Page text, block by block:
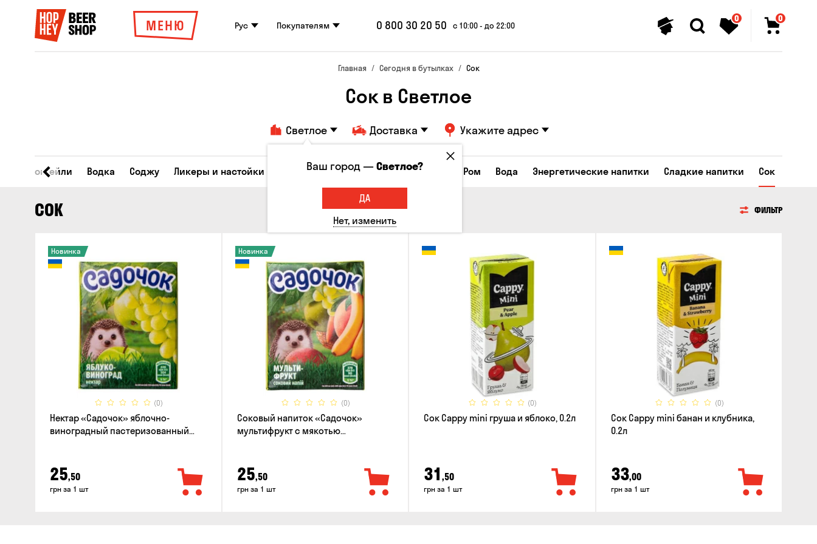
МЕНЮ Рус Покупателям 0 800 30 20 50 с 10:00 - до 22:00
0 0
Главная Сегодня в бутылках Сок
Сок в Светлое
Светлое Доставка Укажите адрес
Коктейли Водка Соджу Ликеры и настойки Коньяки и бренди Джин Текила Ром Вода Энергетические напитки Сладкие напитки Сок
СОК ФИЛЬТР
(0)
Новинка
Нектар «Садочок» яблочно-
виноградный пастеризованный
25,50
грн за 1 шт
(0)
Новинка
Соковый напиток «Садочок»
мультифрукт с мякотью
25,50
грн за 1 шт
(0)
Сок Cappy mini груша и яблоко, 0.2л
31 ,50
грн за 1 шт
(0)
Сок Cappy mini банан и клубника,
0.2л
33,00
грн за 1 шт
Ваш город —Светлое?
ДА
Нет, изменить